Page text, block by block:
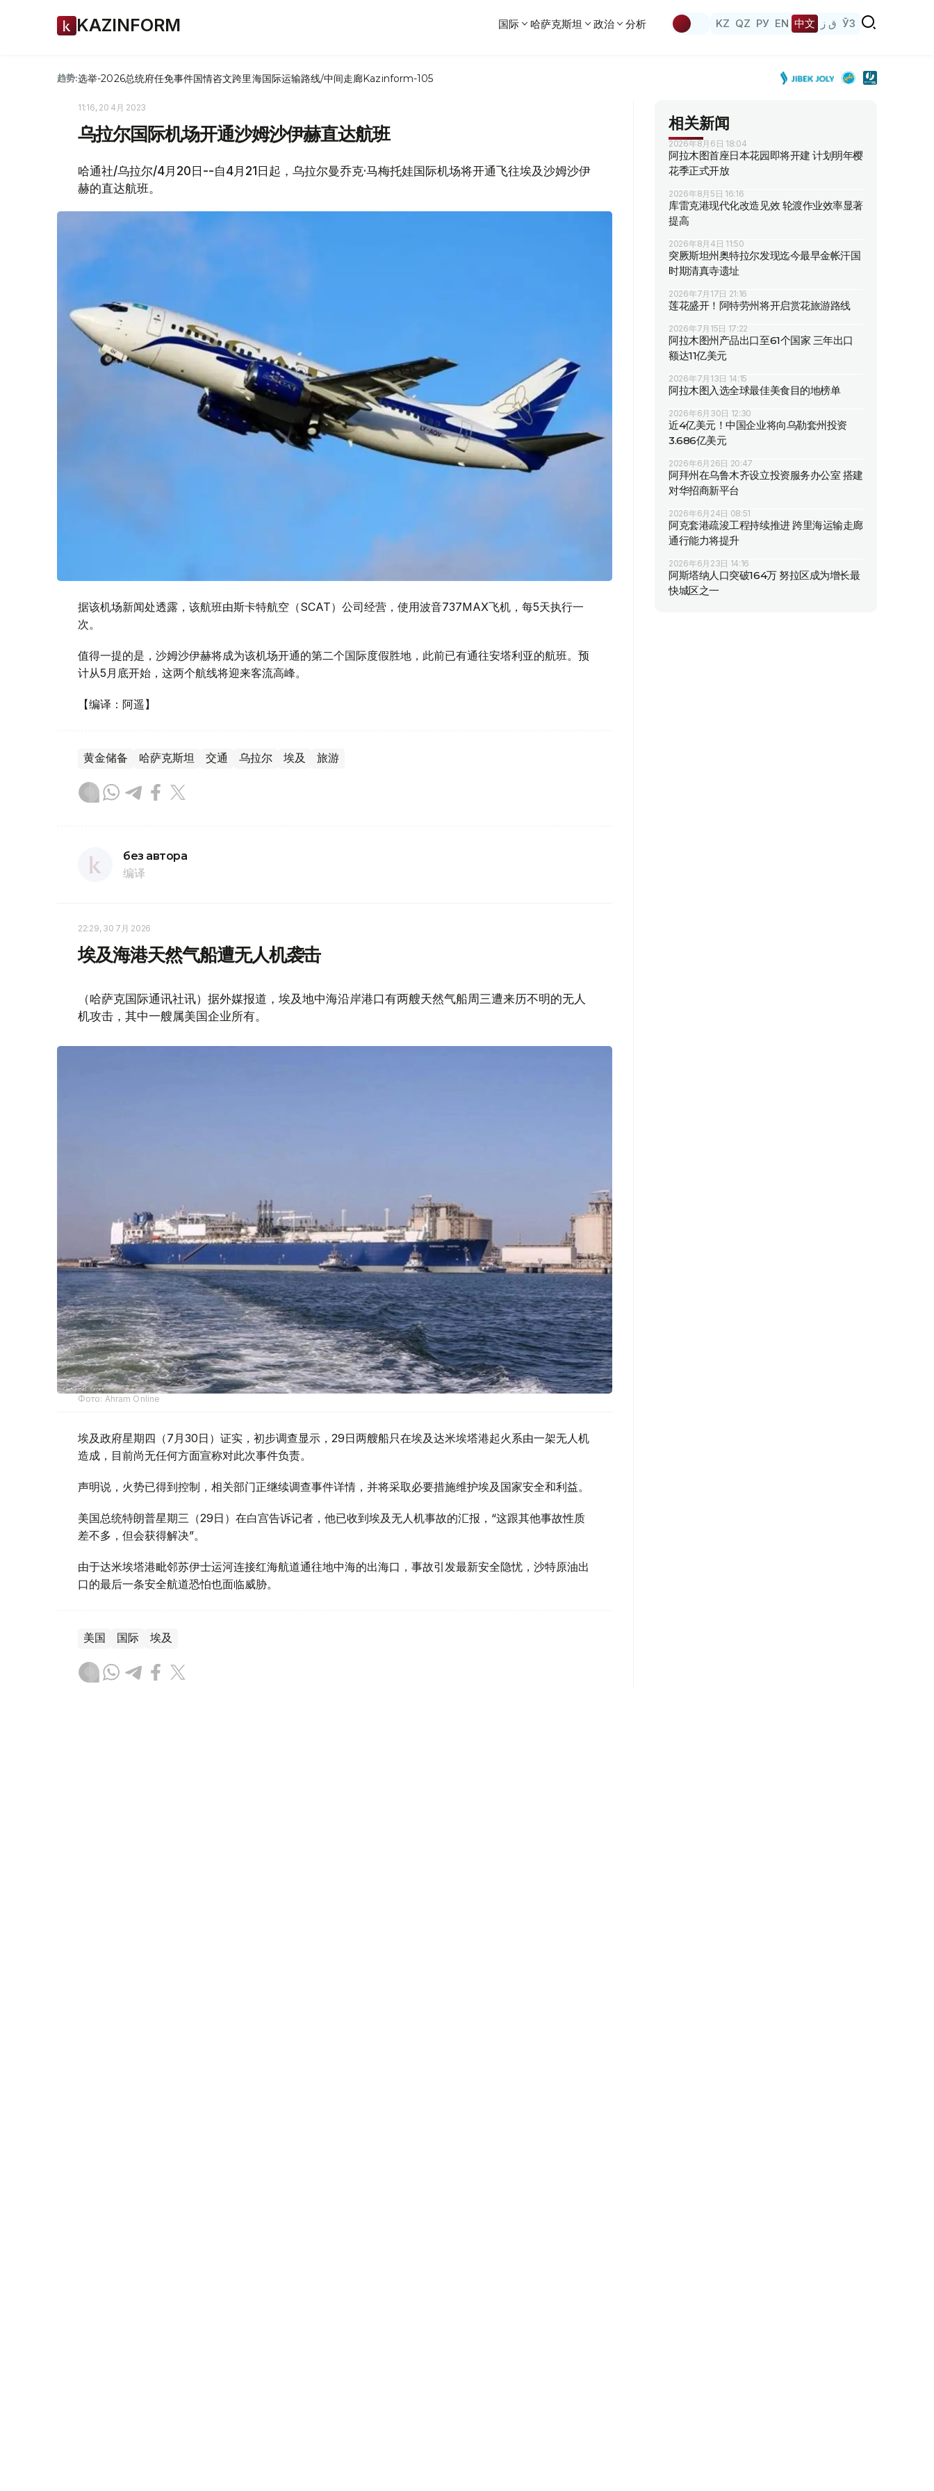
KAZINFORM 国际 哈萨克斯坦 政治 分析 KZ QZ РУ EN 中文 ق ز ЎЗ
趋势:选举-2026总统府任免事件国情咨文跨里海国际运输路线/中间走廊Kazinform-105
11:16, 20 4月 2023
乌拉尔国际机场开通沙姆沙伊赫直达航班
哈通社/乌拉尔/4月20日--自4月21日起，乌拉尔曼乔克·马梅托娃国际机场将开通飞往埃及沙姆沙伊
赫的直达航班。
据该机场新闻处透露，该航班由斯卡特航空（SCAT）公司经营，使用波音737MAX飞机，每5天执行一
次。
值得一提的是，沙姆沙伊赫将成为该机场开通的第二个国际度假胜地，此前已有通往安塔利亚的航班。预
计从5月底开始，这两个航线将迎来客流高峰。
【编译：阿遥】
黄金储备 哈萨克斯坦 交通 乌拉尔 埃及 旅游
без автора
编译
22:29, 30 7月 2026
埃及海港天然气船遭无人机袭击
（哈萨克国际通讯社讯）据外媒报道，埃及地中海沿岸港口有两艘天然气船周三遭来历不明的无人
机攻击，其中一艘属美国企业所有。
Фото: Ahram Online
埃及政府星期四（7月30日）证实，初步调查显示，29日两艘船只在埃及达米埃塔港起火系由一架无人机
造成，目前尚无任何方面宣称对此次事件负责。
声明说，火势已得到控制，相关部门正继续调查事件详情，并将采取必要措施维护埃及国家安全和利益。
美国总统特朗普星期三（29日）在白宫告诉记者，他已收到埃及无人机事故的汇报，“这跟其他事故性质
差不多，但会获得解决”。
由于达米埃塔港毗邻苏伊士运河连接红海航道通往地中海的出海口，事故引发最新安全隐忧，沙特原油出
口的最后一条安全航道恐怕也面临威胁。
美国 国际 埃及
相关新闻
2026年8月6日 18:04
阿拉木图首座日本花园即将开建 计划明年樱
花季正式开放
2026年8月5日 16:16
库雷克港现代化改造见效 轮渡作业效率显著
提高
2026年8月4日 11:50
突厥斯坦州奥特拉尔发现迄今最早金帐汗国
时期清真寺遗址
2026年7月17日 21:16
莲花盛开！阿特劳州将开启赏花旅游路线
2026年7月15日 17:22
阿拉木图州产品出口至61个国家 三年出口
额达11亿美元
2026年7月13日 14:15
阿拉木图入选全球最佳美食目的地榜单
2026年6月30日 12:30
近4亿美元！中国企业将向乌勒套州投资
3.686亿美元
2026年6月26日 20:47
阿拜州在乌鲁木齐设立投资服务办公室 搭建
对华招商新平台
2026年6月24日 08:51
阿克套港疏浚工程持续推进 跨里海运输走廊
通行能力将提升
2026年6月23日 14:16
阿斯塔纳人口突破164万 努拉区成为增长最
快城区之一